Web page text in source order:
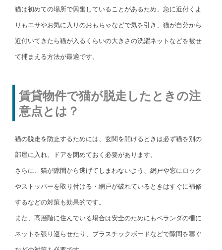
猫は初めての場所で興奮していることがあるため、急に近付くよ
りもエサやお気に入りのおもちゃなどで気を引き、猫が自分から
近付いてきたら猫が入るくらいの大きさの洗濯ネットなどを被せ
て捕まえる方法が最適です。
賃貸物件で猫が脱走したときの注
意点とは？
猫の脱走を防止するためには、玄関を開けるときは必ず猫を別の
部屋に入れ、ドアを閉めておく必要があります。
さらに、猫が隙間から逃げてしまわないよう、網戸や窓にロック
やストッパーを取り付ける・網戸が破れているときはすぐに補修
するなどの対策も効果的です。
また、高層階に住んでいる場合は安全のためにもベランダの柵に
ネットを張り巡らせたり、プラスチックボードなどで隙間を塞ぐ